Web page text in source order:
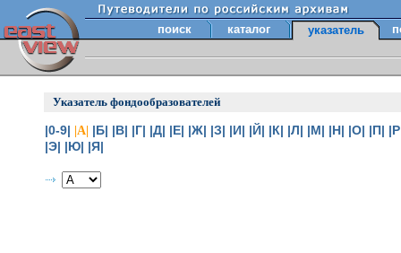
поиск каталог указатель
Указатель фондообразователей
|0-9| |А| |Б| |В| |Г| |Д| |Е| |Ж| |З| |И| |Й| |К| |Л| |М| |Н| |О| |П|
|Э| |Ю| |Я|